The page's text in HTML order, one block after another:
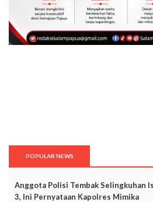
POPULAR NEWS
Anggota Polisi Tembak Selingkuhan
3, Ini Pernyataan Kapolres Mimika